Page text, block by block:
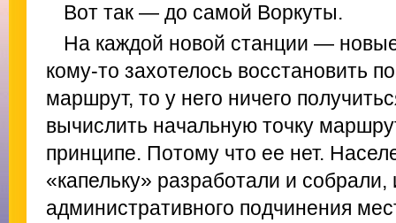
Вот так — до самой Воркуты.
На каждой новой станции —
кому-то захотелось восстановить
маршрут, то у него ничего
вычислить начальную точку
принципе. Потому что ее нет.
«капельку» разработали и собрали,
административного подчинения